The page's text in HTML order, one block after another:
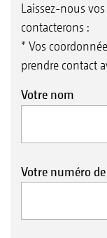
Laissez-nous
contacterons :
* Vos
prendre contact
Votre nom
Votre numéro